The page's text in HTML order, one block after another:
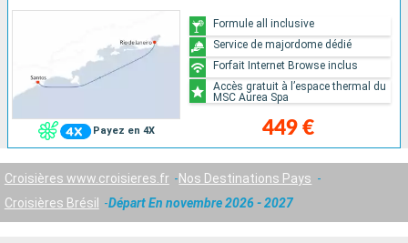
Payez en 4X 449 €
Formule all inclusive
Service de majordome dédié
Forfait Internet Browse inclus
Accès gratuit à l’espace thermal du
MSC Aurea Spa
Croisières www.croisieres.fr
Nos Destinations Pays
Croisières Brésil
Départ En novembre 2026 - 2027